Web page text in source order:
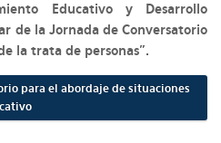
Educativo y Desarrollo
de la Jornada de Conversatorio
la trata de personas”.
para el abordaje de situaciones